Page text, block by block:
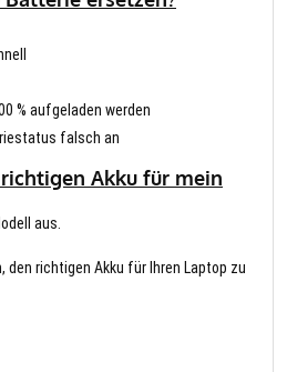
% aufgeladen werden
falsch an
Akku für mein
aus.
den richtigen Akku für Ihren Laptop zu